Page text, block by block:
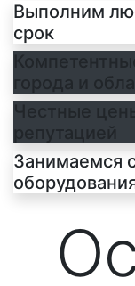
Выполним
срок
города и
Честные
репутацией
Занимаемся